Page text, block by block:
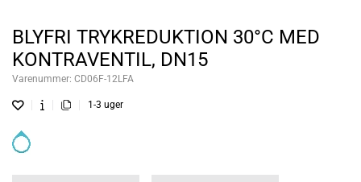
BLYFRI TRYKREDUKTION 30°C MED
KONTRAVENTIL, DN15
Varenummer: CD06F-12LFA
1-3 uger